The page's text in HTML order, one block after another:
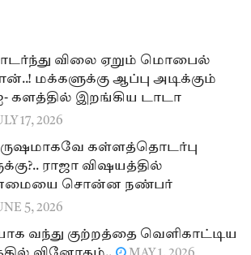
விலை ஏறும் மொபைல்
மக்களுக்கு ஆப்பு அடிக்கும்
களத்தில் இறங்கிய டாடா
17, 2026
கள்ளத்தொடர்பு
ராஜா விஷயத்தில்
சொன்ன நண்பர்
5, 2026
வந்து குற்றத்தை வெளிகாட்டிய